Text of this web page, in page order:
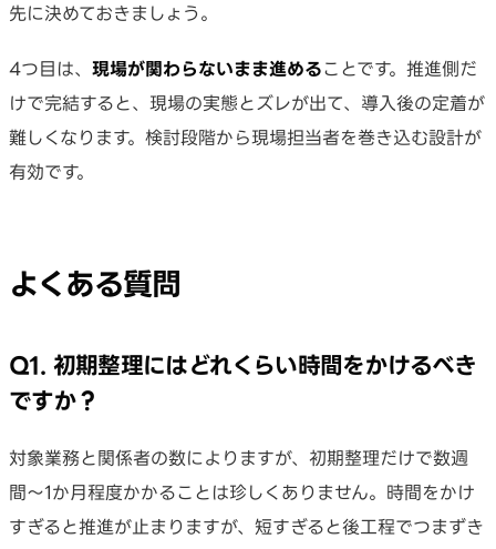
先に決めておきましょう。
4つ目は、 現場が関わらないまま進めることです。推進側だ
けで完結すると、現場の実態とズレが出て、導入後の定着が
難しくなります。検討段階から現場担当者を巻き込む設計が
有効です。
よくある質問
Q1. 初期整理にはどれくらい時間をかけるべき
ですか？
対象業務と関係者の数によりますが、初期整理だけで数週
間〜1か月程度かかることは珍しくありません。時間をかけ
すぎると推進が止まりますが、短すぎると後工程でつまずき